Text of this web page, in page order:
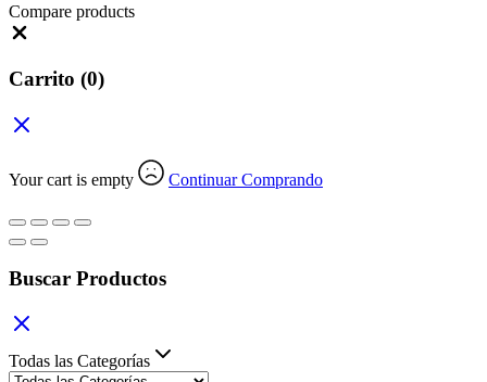
Compare products
Carrito (0)
Your cart is empty Continuar Comprando
Buscar Productos
Todas las Categorías